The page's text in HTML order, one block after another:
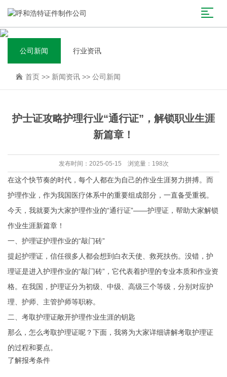
公司新闻 行业资讯
首页 >> 新闻资讯 >> 公司新闻
护士证攻略护理行业“通行证”，解锁职业生涯
新篇章！
发布时间：2025-05-15 浏览量：198次
在这个快节奏的时代，每个人都在为自己的作业生涯努力拼搏。而
护理作业，作为我国医疗体系中的重要组成部分，一直备受重视。
今天，我就要为大家护理作业的“通行证”——护理证，帮助大家解锁
作业生涯新篇章！
一、护理证护理作业的“敲门砖”
提起护理证，信任很多人都会想到白衣天使、救死扶伤。没错，护
理证是进入护理作业的“敲门砖”，它代表着护理的专业本质和作业资
格。在我国，护理证分为初级、中级、高级三个等级，分别对应护
理、护师、主管护师等职称。
二、考取护理证敞开护理作业生涯的钥匙
那么，怎么考取护理证呢？下面，我将为大家详细讲解考取护理证
的过程和要点。
了解报考条件